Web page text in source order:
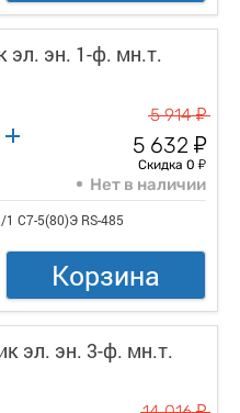
эл. эн. 1-ф. мн.т.
5 914у
5 632 у
Скидка 0 у
Нет в наличии
1 С7-5(80)Э RS-485
Корзина
эл. эн. 3-ф. мн.т.